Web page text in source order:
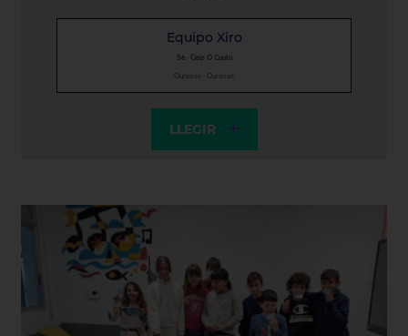
Equipo Xiro
5è · Ceip O Couto
Ourense · Ourense
LLEGIR